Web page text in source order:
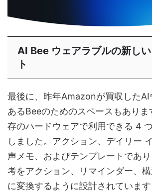
AI Bee ウェアラブルの新し
ト
最後に、昨年Amazonが買収した
あるBeeのためのスペースもあり
存のハードウェアで利用できる 4
しました。アクション、デイリー
声メモ、およびテンプレートであ
考をアクション、リマインダー、
に変換するように設計されています